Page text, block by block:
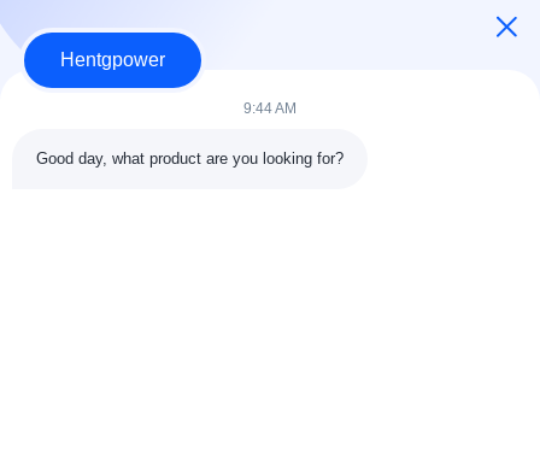
Hentgpower
9:44 AM
Good day, what product are you looking for?